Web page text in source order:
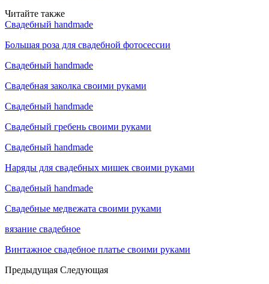
Читайте также
Свадебный handmade
Большая роза для свадебной фотосессии
Свадебный handmade
Свадебная заколка своими руками
Свадебный handmade
Свадебный гребень своими руками
Свадебный handmade
Наряды для свадебных мишек своими руками
Свадебный handmade
Свадебные медвежата своими руками
вязание свадебное
Винтажное свадебное платье своими руками
Предыдущая Следующая